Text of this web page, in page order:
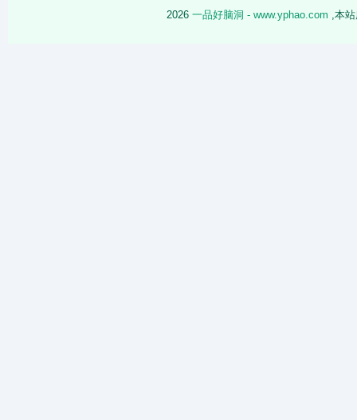
2026 一品好脑洞 - www.yphao.com ,本